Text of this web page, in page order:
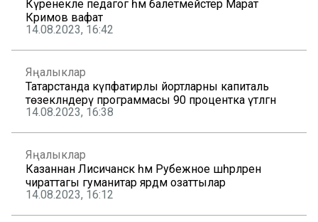
Күренекле педагог һәм балетмейстер Марат
Кәримов вафат
14.08.2023, 16:42
Яңалыклар
Татарстанда күпфатирлы йортларны капиталь
төзекләндерү программасы 90 процентка үтәлгән
14.08.2023, 16:38
Яңалыклар
Казаннан Лисичанск һәм Рубежное шәһәрләренә
чираттагы гуманитар ярдәм озаттылар
14.08.2023, 16:12